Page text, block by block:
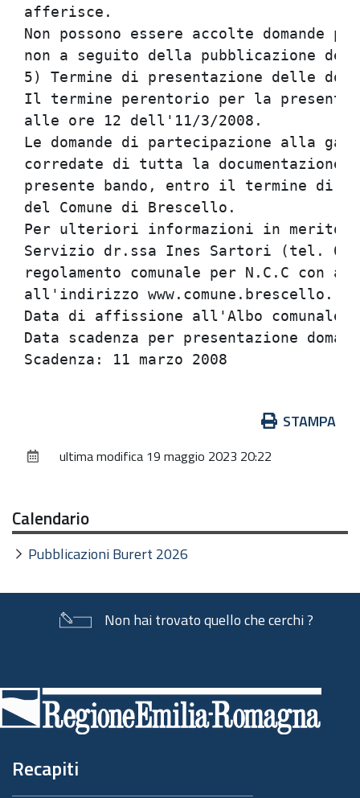
afferisce.
Non possono essere accolte domande
non a seguito della pubblicazione del
5) Termine di presentazione delle
Il termine perentorio per la
alle ore 12 dell'11/3/2008.
Le domande di partecipazione alla
corredate di tutta la
presente bando, entro il termine di
del Comune di Brescello.
Per ulteriori informazioni in merito
Servizio dr.ssa Ines Sartori (tel.
regolamento comunale per N.C.C con
all'indirizzo
Data di affissione all'Albo comunale:
Data scadenza per presentazione
documento
STAMPA
ultima modifica 19 maggio 2023 20:22
Calendario
Pubblicazioni Burert 2026
Non hai trovato quello che cerchi ?
di
pagina
Recapiti